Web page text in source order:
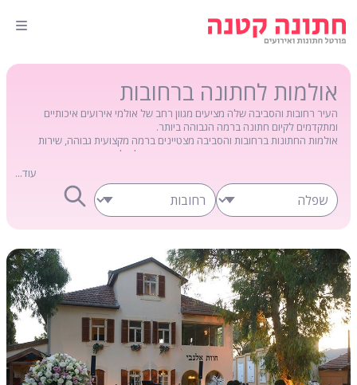
אולמות לחתונה ברחובות
העיר רחובות והסביבה שלה מציעים מגוון רחב של אולמי אירועים איכותיים
ומתקדמים לקיום חתונה ברמה הגבוהה ביותר.
אולמות החתונות ברחובות והסביבה מצטיינים ברמה מקצועית גבוהה, שירות
אדיב ואישי ומחירים סבירים. הם מהווים פתרון מושלם לזוגות המעוניינים בחתונה
עוד...